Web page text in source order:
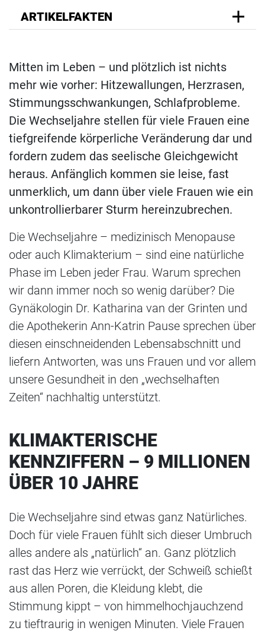
ARTIKELFAKTEN
Mitten im Leben – und plötzlich ist nichts
mehr wie vorher: Hitzewallungen, Herzrasen,
Stimmungsschwankungen, Schlafprobleme.
Die Wechseljahre stellen für viele Frauen eine
tiefgreifende körperliche Veränderung dar und
fordern zudem das seelische Gleichgewicht
heraus. Anfänglich kommen sie leise, fast
unmerklich, um dann über viele Frauen wie ein
unkontrollierbarer Sturm hereinzubrechen.
Die Wechseljahre – medizinisch Menopause
oder auch Klimakterium – sind eine natürliche
Phase im Leben jeder Frau. Warum sprechen
wir dann immer noch so wenig darüber? Die
Gynäkologin Dr. Katharina van der Grinten und
die Apothekerin Ann-Katrin Pause sprechen über
diesen einschneidenden Lebensabschnitt und
liefern Antworten, was uns Frauen und vor allem
unsere Gesundheit in den „wechselhaften
Zeiten“ nachhaltig unterstützt.
KLIMAKTERISCHE
KENNZIFFERN – 9 MILLIONEN
ÜBER 10 JAHRE
Die Wechseljahre sind etwas ganz Natürliches.
Doch für viele Frauen fühlt sich dieser Umbruch
alles andere als „natürlich“ an. Ganz plötzlich
rast das Herz wie verrückt, der Schweiß schießt
aus allen Poren, die Kleidung klebt, die
Stimmung kippt – von himmelhochjauchzend
zu tieftraurig in wenigen Minuten. Viele Frauen